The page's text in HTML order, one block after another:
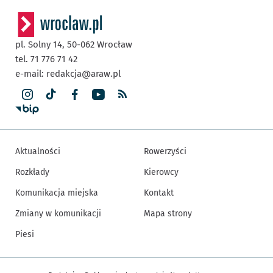
pl. Solny 14, 50-062 Wrocław
tel. 71 776 71 42
e-mail: redakcja@araw.pl
Aktualności
Rozkłady
Komunikacja miejska
Zmiany w komunikacji
Piesi
Rowerzyści
Kierowcy
Kontakt
Mapa strony
Inne informacje